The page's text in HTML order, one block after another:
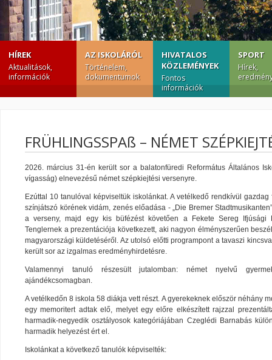
HÍREK
Aktualitások,
információk
AZ ISKOLÁRÓL
Történelem,
dokumentumok
HIVATALOS
KÖZLEMÉNYEK
Fontos
információk
SPORT
Hírek,
FRÜHLINGSSPAß – NÉMET
2026. március 31-én került sor a balatonfüredi Református Általános
vígasság) elnevezésű német szépkiejtési versenyre.
Ezúttal 10 tanulóval képviseltük iskolánkat. A vetélkedő rendkívül
színjátszó körének vidám, zenés előadása - „Die Bremer
a verseny, majd egy kis büfézést követően a Fekete Sereg Ifjúsági
Tenglernek a prezentációja következett, aki nagyon élményszerűen
magyarországi küldetéséről. Az utolsó előtti programpont a tavaszi
került sor az izgalmas eredményhirdetésre.
Valamennyi tanuló részesült jutalomban: német nyelvű
ajándékcsomagban.
A vetélkedőn 8 iskola 58 diákja vett részt. A gyerekeknek először néhány
egy memoritert adtak elő, melyet egy előre elkészített rajzzal
harmadik-negyedik osztályosok kategóriájában Czeglédi Barnabás
harmadik helyezést ért el.
Iskolánkat a következő tanulók képviselték: